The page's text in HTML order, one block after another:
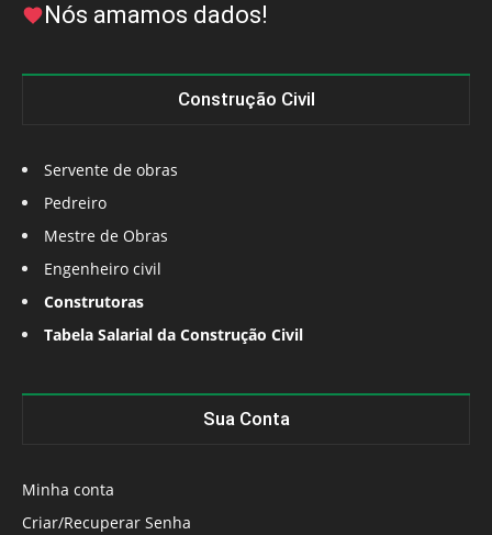
Nós amamos dados!
Construção Civil
Servente de obras
Pedreiro
Mestre de Obras
Engenheiro civil
Construtoras
Tabela Salarial da Construção Civil
Sua Conta
Minha conta
Criar/Recuperar Senha